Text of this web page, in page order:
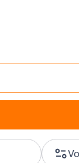
de toit
de toit (autres